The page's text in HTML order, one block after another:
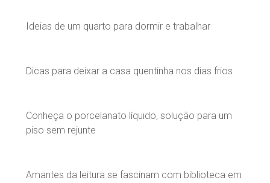
Ideias de um quarto para dormir e trabalhar
Dicas para deixar a casa quentinha nos dias frios
Conheça o porcelanato líquido, solução para um
piso sem rejunte
Amantes da leitura se fascinam com biblioteca em